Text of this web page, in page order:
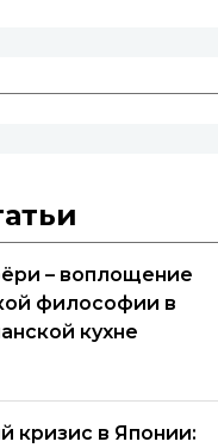
– воплощение
философии в
кухне
кризис в Японии: